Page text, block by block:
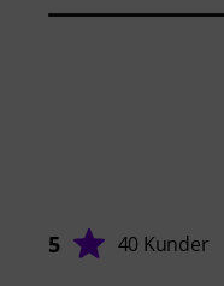
5 40 Kunder